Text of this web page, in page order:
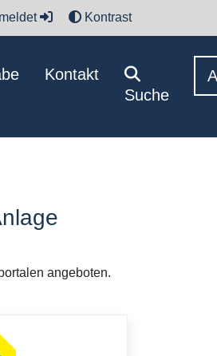
Kontrast
Kontakt
Suche
angeboten.